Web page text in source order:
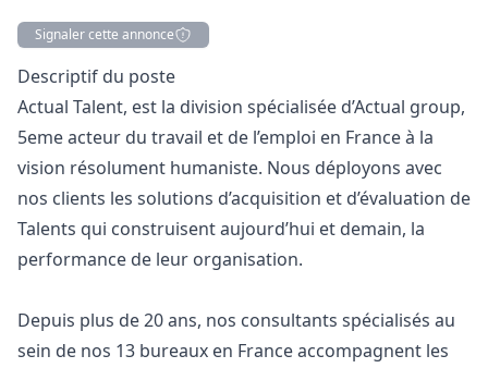
Signaler cette annonce
Description
Descriptif du poste
Actual Talent, est la division spécialisée d’Actual group,
5eme acteur du travail et de l’emploi en France à la
vision résolument humaniste. Nous déployons avec
nos clients les solutions d’acquisition et d’évaluation de
Talents qui construisent aujourd’hui et demain, la
performance de leur organisation.
Depuis plus de 20 ans, nos consultants spécialisés au
sein de nos 13 bureaux en France accompagnent les